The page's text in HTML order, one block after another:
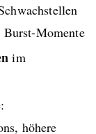
Burst-Momente
im
höhere